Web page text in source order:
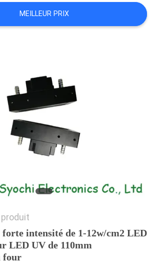
MEILLEUR PRIX
intensité de 1-12w/cm2 LED
LED UV de 110mm
four